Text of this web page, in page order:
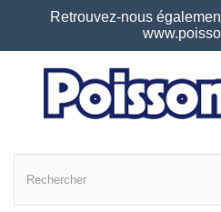
Retrouvez-nous